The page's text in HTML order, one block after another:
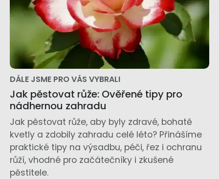
DÁLE JSME PRO VÁS VYBRALI
Jak pěstovat růže: Ověřené tipy pro
nádhernou zahradu
Jak pěstovat růže, aby byly zdravé, bohatě
kvetly a zdobily zahradu celé léto? Přinášíme
praktické tipy na výsadbu, péči, řez i ochranu
růží, vhodné pro začátečníky i zkušené
pěstitele.